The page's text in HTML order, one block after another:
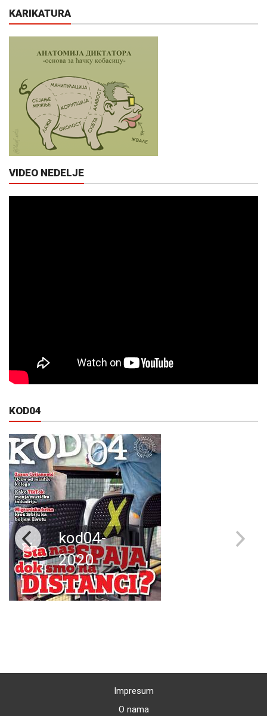
KARIKATURA
VIDEO NEDELJE
KOD04
kod04-
2020
Impresum
O nama